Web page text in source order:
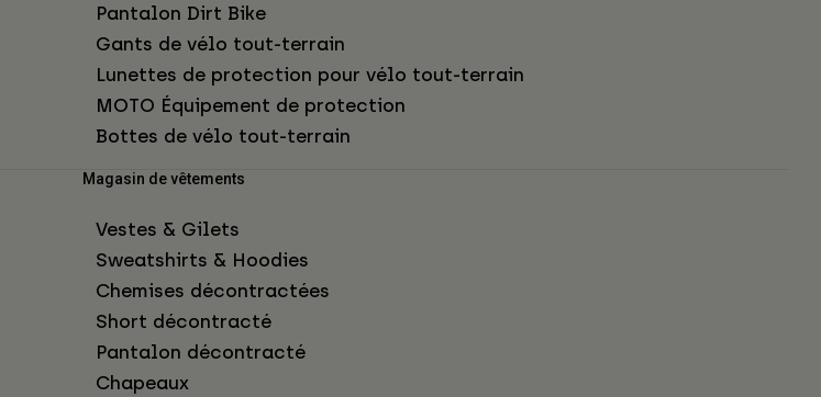
Pantalon Dirt Bike
Gants de vélo tout-terrain
Lunettes de protection pour vélo tout-terrain
MOTO Équipement de protection
Bottes de vélo tout-terrain
Magasin de vêtements
Vestes & Gilets
Sweatshirts & Hoodies
Chemises décontractées
Short décontracté
Pantalon décontracté
Chapeaux